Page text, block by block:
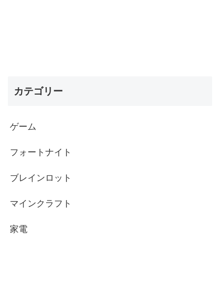
カテゴリー
ゲーム
フォートナイト
ブレインロット
マインクラフト
家電